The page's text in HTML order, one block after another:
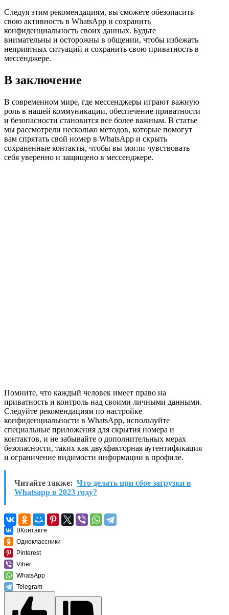
Следуя этим рекомендациям, вы сможете обезопасить
свою активность в WhatsApp и сохранить
конфиденциальность своих данных. Будьте
внимательны и осторожны в общении, чтобы избежать
неприятных ситуаций и сохранить свою приватность в
мессенджере.
В заключение
В современном мире, где мессенджеры играют важную
роль в нашей коммуникации, обеспечение приватности
и безопасности становится все более важным. В статье
мы рассмотрели несколько методов, которые помогут
вам спрятать свой номер в WhatsApp и скрыть
сохраненные контакты, чтобы вы могли чувствовать
себя уверенно и защищено в мессенджере.
Помните, что каждый человек имеет право на
приватность и контроль над своими личными данными.
Следуйте рекомендациям по настройке
конфиденциальности в WhatsApp, используйте
специальные приложения для скрытия номера и
контактов, и не забывайте о дополнительных мерах
безопасности, таких как двухфакторная аутентификация
и ограничение видимости информации в профиле.
Читайте также: Что делать при сбое загрузки в
Whatsapp в 2023 году?
ВКонтакте
Одноклассники
Pinterest
Viber
WhatsApp
Telegram